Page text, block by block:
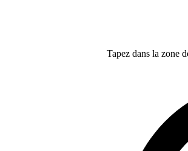
Tapez dans la zone